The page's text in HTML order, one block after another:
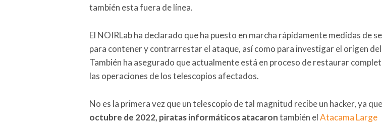
también esta fuera de línea.
El NOIRLab ha declarado que ha puesto en marcha rápidamente medidas de
para contener y contrarrestar el ataque, así como para investigar el origen
También ha asegurado que actualmente está en proceso de restaurar
las operaciones de los telescopios afectados.
No es la primera vez que un telescopio de tal magnitud recibe un hacker, ya que
octubre de 2022, piratas informáticos atacarontambién elAtacama Large